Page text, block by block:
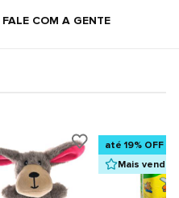
FALE COM A GENTE
até 19% OFF
Mais